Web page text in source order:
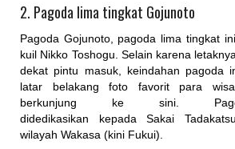
2. Pagoda lima tingkat Gojunoto
Pagoda Gojunoto, pagoda lima tingkat
kuil Nikko Toshogu. Selain karena
dekat pintu masuk, keindahan pagoda
latar belakang foto favorit para
berkunjung ke sini.
didedikasikan kepada Sakai
wilayah Wakasa (kini Fukui).